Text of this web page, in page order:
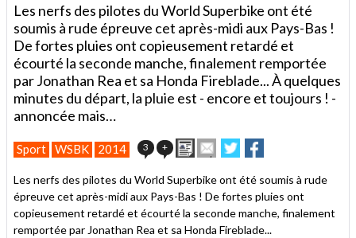
Les nerfs des pilotes du World Superbike ont été
soumis à rude épreuve cet après-midi aux Pays-Bas !
De fortes pluies ont copieusement retardé et
écourté la seconde manche, finalement remportée
par Jonathan Rea et sa Honda Fireblade... À quelques
minutes du départ, la pluie est - encore et toujours ! -
annoncée mais…
Sport WSBK 2014 3 + ImprimerEnvoyer
cet
à
un
ami
Partager
sur
sur
Les nerfs des pilotes du World Superbike ont été soumis à rude
épreuve cet après-midi aux Pays-Bas ! De fortes pluies ont
copieusement retardé et écourté la seconde manche, finalement
remportée par Jonathan Rea et sa Honda Fireblade...